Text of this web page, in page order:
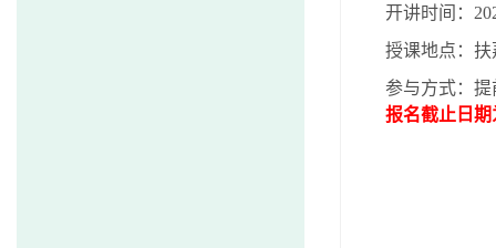
开讲时间：
授课地点：扶
参与方式：
报名截止日期